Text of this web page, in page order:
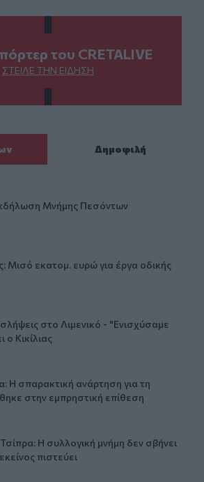
του CRETALIVE
ΣΤΕΊΛΕ ΤΗΝ ΕΊΔΗΣΗ
Δημοφιλή
Μνήμης Πεσόντων
Μισό εκατομ. ευρώ για έργα οδικής
στο Λιμενικό - "Ενισχύσαμε
ο Κικίλιας
Η σπαρακτική ανάρτηση για τη
στην εμπρηστική επίθεση
Η συλλογική μνήμη δεν σβήνει
πιστεύει